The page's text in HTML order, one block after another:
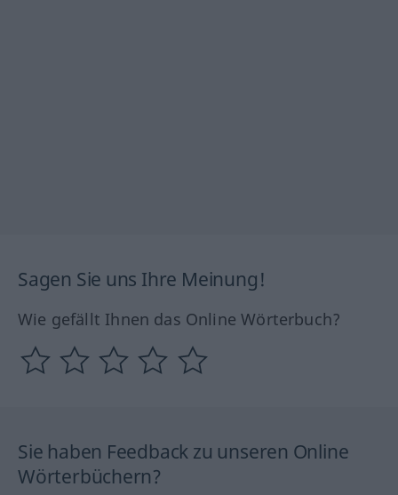
Sagen Sie uns Ihre Meinung!
Wie gefällt Ihnen das Online Wörterbuch?
Sie haben Feedback zu unseren Online
Wörterbüchern?